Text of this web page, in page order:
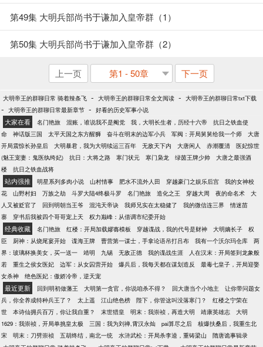
第49集 大明兵部尚书于谦加入皇帝群（1）
第50集 大明兵部尚书于谦加入皇帝群（2）
上一页 第1 - 50章 下一页
大明帝王的群聊日常 骑着辣条飞 - 大明帝王的群聊日常全文阅读 - 大明帝王的群聊日常txt下载
- 大明帝王的群聊日常最新章节 - 好看的历史军事小说
大家在看 名门艳旅 混账，谁说我不是阉党 我，大明长生者，历经十六帝
抗日之铁血使
命
神话版三国 太平天国之东方醒狮 奋斗在明末的边军小兵 军阀：开局舅舅给我一个师
大唐
开局震惊长孙皇后
大明暴君，我为大明续运三百年 无敌天下内 大唐闲人 赤潮覆清
医妃惊世
(魅王宠妻：鬼医纨绔妃)
抗日：大将之路 寒门状元 寒门枭龙 绿茵王牌少帅
大唐之最强酒
楼
抗日之铁血战将
站内强推 明星系列多肉小说 山村情事 肥水不流外人田 穿越豪门之娱乐后宫
我的女神校
花
山野村妇 万族之劫 斗罗大陆4终极斗罗 名门艳旅 造化之王 穿越大周 夜的命名术
大
人又被贬官了
回到明朝当王爷 混沌天帝诀 我师兄实在太稳健了 我的微信连三界
情迷苗
寨
穿书后我被四个哥哥宠上天 权力巅峰：从借调市纪委开始
经典收藏 名门艳旅 红楼：开局加载嫪毐模板 穿越谍战，我的代号是财神 大明嫡长子
权
臣
厨神：从烧尾宴开始 谍海王牌 曹营第一谋士，手拿论语吊打吕布 我有一个沃尔玛仓库
两
界：玻璃杯换美女，买一送一
靖明 九锡 无敌正德 我的谍战生涯
人在汉末：开局签到龙象般
若
重生之侯女医妃 边军：从女囚营开始 爆兵后，我每天都在谋划造反
最毒七皇子，开局迎娶
女杀神
绝色医妃：傲娇冷帝，逆天宠
最近更新 回到明初做藩王 大明第一贪官，你说咱杀不得？ 回大唐当个小地主
让你带问题女
兵，你全养成特种兵王了？
太上遥 江山绝色榜 陛下，你管这叫没落寒门？
红楼之宁荣在
世
本诗仙拥兵百万，你让我自重？ 末世猎皇 明末：我崇祯，再造大明 靖康英雄志
大明
1629：我崇祯，开局单挑皇太极
三国：我为刘禅,霄汉永灿 pai算尽之后
核爆扶桑后，我重生北
宋
明末：刀劈崇祯 五胡终结，南北一统 水浒武松：开局杀李逵，重铸梁山
隋唐诡事辑录